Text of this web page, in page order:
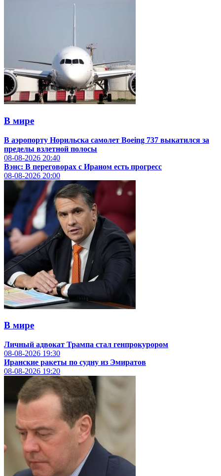
В мире
В аэропорту Норильска самолет Boeing 737 выкатился за
пределы взлетной полосы
08-08-2026 20:40
Вэнс: В переговорах с Ираном есть прогресс
08-08-2026 20:00
В мире
Личный адвокат Трампа стал генпрокурором
08-08-2026 19:30
Иранские ракеты по судну из Эмиратов
08-08-2026 19:20